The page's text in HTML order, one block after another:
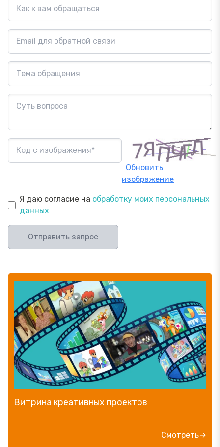
Обновить
изображение
Я даю согласие на обработку моих персональных
данных
Отправить запрос
Витрина креативных проектов
Смотреть→